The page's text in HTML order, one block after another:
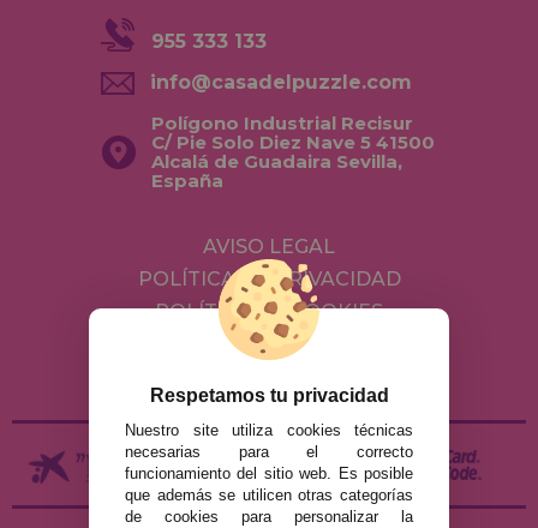
955 333 133
info@casadelpuzzle.com
Polígono Industrial Recisur
C/ Pie Solo Diez Nave 5 41500
Alcalá de Guadaira Sevilla,
España
AVISO LEGAL
POLÍTICA DE PRIVACIDAD
POLÍTICA DE COOKIES
ENVÍOS Y DEVOLUCIONES
Respetamos tu privacidad
Nuestro site utiliza cookies técnicas
necesarias para el correcto
funcionamiento del sitio web. Es posible
que además se utilicen otras categorías
de cookies para personalizar la